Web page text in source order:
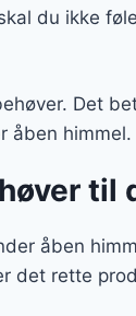
du ikke
Det
åben himmel.
åben
det rette